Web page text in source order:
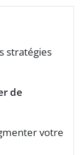
stratégies
de
votre